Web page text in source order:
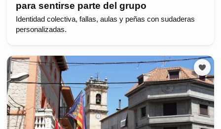
para sentirse parte del grupo
Identidad colectiva, fallas, aulas y peñas con sudaderas
personalizadas.